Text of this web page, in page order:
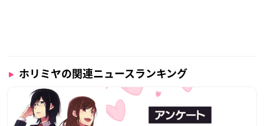
ホリミヤの関連ニュースランキング